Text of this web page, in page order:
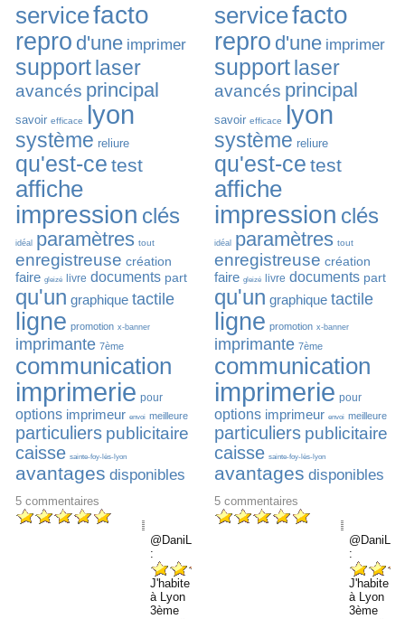
servicefacto
repro d'une imprimer
support laser
avancés principal
savoir efficace lyon
système reliure
qu'est-ce test
affiche
impression clés
idéal paramètres tout
enregistreuse création
faire gleizé livre documents part
qu'un graphique tactile
ligne promotion x-banner
imprimante 7ème
communication
imprimerie pour
options imprimeur envoi meilleure
particuliers publicitaire
caisse sainte-foy-lès-lyon
avantages disponibles
5 commentaires
@DaniLevo76
:
J'habite
à Lyon
3ème
servicefacto
repro d'une imprimer
support laser
avancés principal
savoir efficace lyon
système reliure
qu'est-ce test
affiche
impression clés
idéal paramètres tout
enregistreuse création
faire gleizé livre documents part
qu'un graphique tactile
ligne promotion x-banner
imprimante 7ème
communication
imprimerie pour
options imprimeur envoi meilleure
particuliers publicitaire
caisse sainte-foy-lès-lyon
avantages disponibles
5commentaires
:
J'habite
à Lyon
3ème